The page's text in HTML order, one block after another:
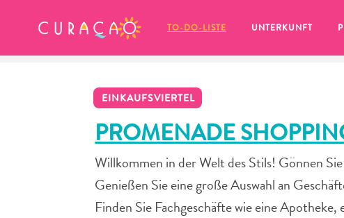
TO-DO-LISTE UNTERKUNFT
EINKAUFSVIERTEL
PROMENADE
Willkommen in der Welt des Stils! Gönnen
Genießen Sie eine große Auswahl an
Finden Sie Fachgeschäfte wie eine
MEINE FAVORITEN
keine Lieblingsorte in Curaçao
gespeichert haben.